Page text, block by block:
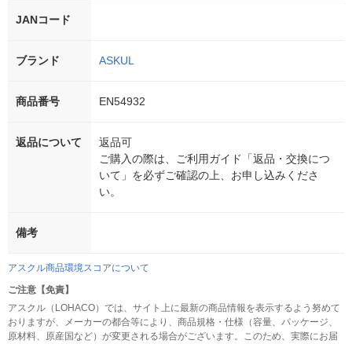
JANコード
ブランド ASKUL
商品番号 EN54932
返品について
返品可
ご購入の際は、ご利用ガイド「返品・交換につ
いて」を必ずご確認の上、お申し込みくださ
い。
備考
アスクル商品環境スコアについて
ご注意【免責】
アスクル（LOHACO）では、サイト上に最新の商品情報を表示するよう努めて
おりますが、メーカーの都合等により、商品規格・仕様（容量、パッケージ、
原材料、原産国など）が変更される場合がございます。このため、実際にお届